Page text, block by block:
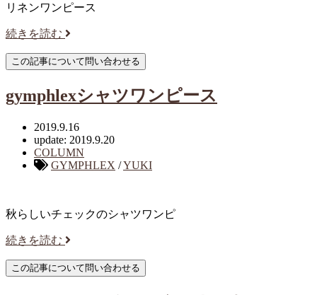
リネンワンピース
続きを読む
gymphlexシャツワンピース
2019.9.16
update: 2019.9.20
COLUMN
GYMPHLEX /YUKI
秋らしいチェックのシャツワンピ
続きを読む